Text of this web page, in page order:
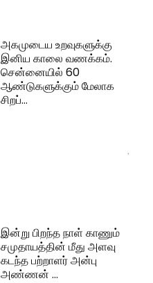
அகமுடைய உறவுகளுக்கு
இனிய காலை வணக்கம்.
சென்னையில் 60
ஆண்டுகளுக்கும் மேலாக
சிறப்…
இன்று பிறந்த நாள் காணும்
சமுதாயத்தின் மீது அளவு
கடந்த பற்றாளர் அன்பு
அண்ணன் …